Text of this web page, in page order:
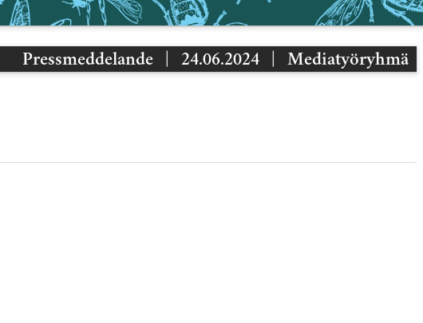
Pressmeddelande 24.06.2024 Mediatyöryhmä